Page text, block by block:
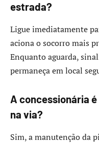
estrada?
Ligue imediatamente
aciona o socorro mais
Enquanto aguarda,
permaneça em local
A concessionária
na via?
Sim, a manutenção da